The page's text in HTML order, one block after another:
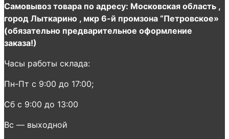
Самовывоз товара по адресу: Московская область ,
город Лыткарино , мкр 6-й промзона “Петровское»
(обязательно предварительное оформление
заказа!)
Часы работы склада:
Пн-Пт с 9:00 до 17:00;
Сб с 9:00 до 13:00
Вс — выходной